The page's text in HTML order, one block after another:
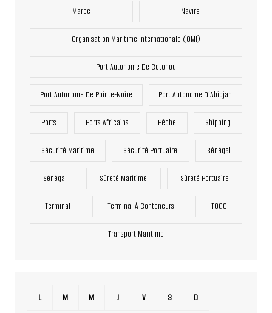
Maroc Navire
Organisation Maritime Internationale (OMI)
Port Autonome De Cotonou
Port Autonome De Pointe-Noire Port Autonome D’Abidjan
Ports Ports Africains Pêche Shipping
Sécurité Maritime Sécurité Portuaire Sénégal
Sénégal Sûreté Maritime Sûreté Portuaire
Terminal Terminal À Conteneurs TOGO
Transport Maritime
L M M J V S D